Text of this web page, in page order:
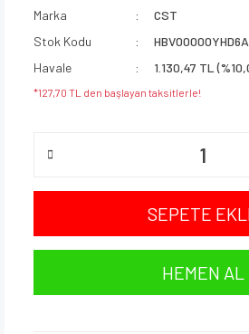
Marka
CST
Stok Kodu
HBV00000YHD6A
Havale
1.130,47 TL
*127,70 TL den başlayan taksitlerle!
SEPETE
HEMEN AL